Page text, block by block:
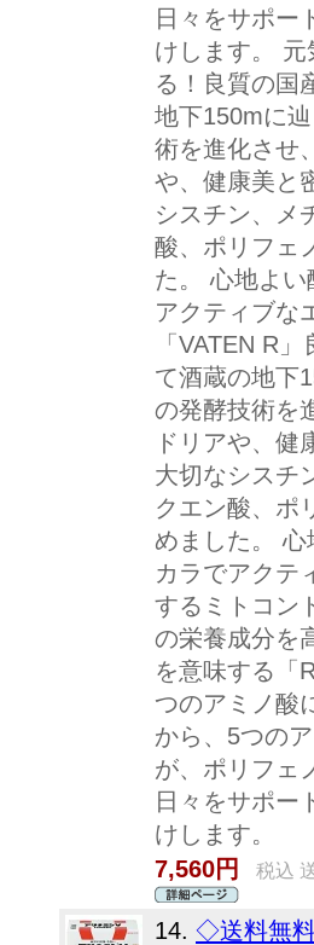
日々をサポー
けします。
る！良質の国
地下150mに
術を進化させ
や、健康美と
シスチン、メ
酸、ポリフェ
た。 心地よ
アクティブな
「VATEN R
て酒蔵の地下
の発酵技術を
ドリアや、
大切なシスチ
クエン酸、ポ
めました。
カラでアクテ
するミトコン
の栄養成分を
を意味する「
つのアミノ酸
から、5つの
が、ポリフェ
日々をサポー
けします。
7,560円
税込
14. ◇送料無